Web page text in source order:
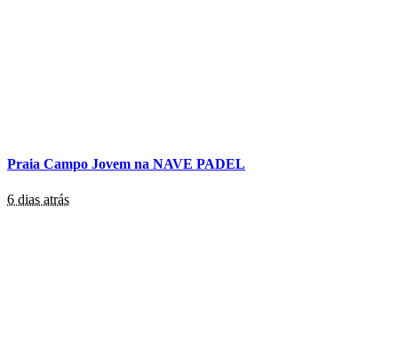
Praia Campo Jovem na NAVE PADEL
6 dias atrás